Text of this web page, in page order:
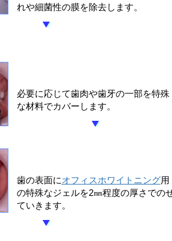
れや細菌性の膜を除去します。
必要に応じて歯肉や歯牙の一部を特殊
な材料でカバーします。
歯の表面にオフィスホワイトニング用
の特殊なジェルを2㎜程度の厚さでの
ていきます。